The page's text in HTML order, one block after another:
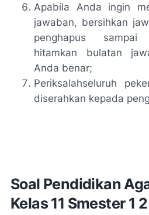
Apabila Anda ingin
jawaban, bersihkan
penghapus
hitamkan bulatan
Anda benar;
Periksalahseluruh
diserahkan kepada
Soal Pendidikan
Kelas 11 Smester 1